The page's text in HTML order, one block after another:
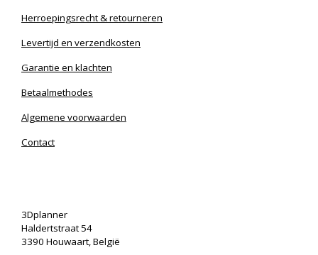
Herroepingsrecht& retourneren
Levertijd en verzendkosten
Garantie en klachten
Betaalmethodes
Algemene voorwaarden
Contact
3Dplanner
Haldertstraat 54
3390 Houwaart, België